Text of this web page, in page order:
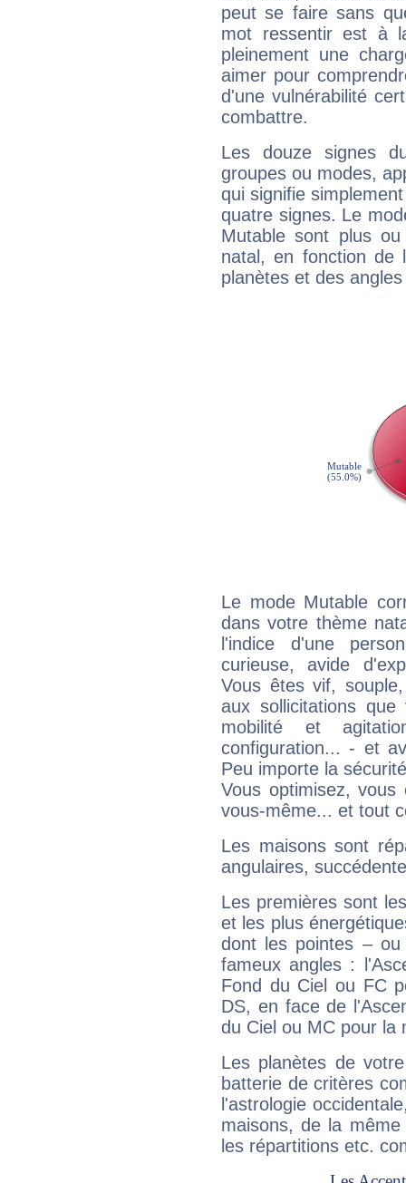
peut se faire sans
mot ressentir est à
pleinement une
aimer pour
d'une vulnérabilité
combattre.
Les douze signes
groupes ou modes,
qui signifie
quatre signes. Le
Mutable sont plus
natal, en fonction de
planètes et des
Le mode Mutable
dans votre thème
l'indice d'une
curieuse, avide
Vous êtes vif,
aux sollicitations
mobilité et
configuration... - et
Peu importe la
Vous optimisez, vous
vous-même... et tout
Les maisons sont
angulaires,
Les premières sont
et les plus
dont les pointes –
fameux angles :
Fond du Ciel ou FC
DS, en face de
du Ciel ou MC pour la
Les planètes de
batterie de critères
l'astrologie
maisons, de la
les répartitions etc.